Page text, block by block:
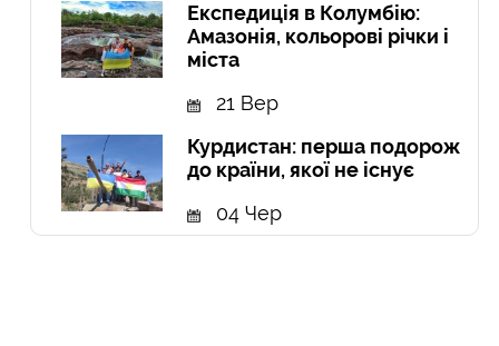
Експедиція в Колумбію:
Амазонія, кольорові річки і
міста
21 Вер
Курдистан: перша подорож
до країни, якої не існує
04 Чер